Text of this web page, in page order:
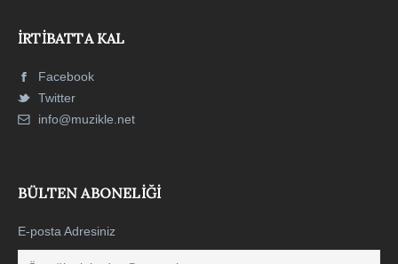
İRTIBATTA KAL
Facebook
Twitter
info@muzikle.net
BÜLTEN ABONELIĞI
E-posta Adresiniz